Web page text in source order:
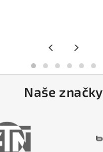
< >
Naše značky